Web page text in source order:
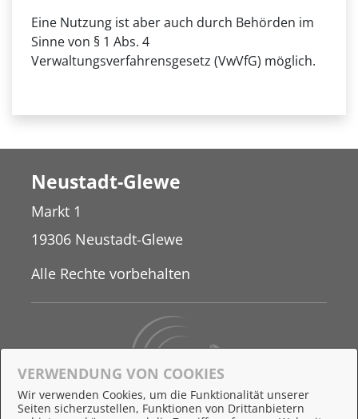
Eine Nutzung ist aber auch durch Behörden im
Sinne von § 1 Abs. 4
Verwaltungsverfahrensgesetz (VwVfG) möglich.
Behördennummer 115
Neustadt-Glewe
Markt 1
19306 Neustadt-Glewe
Alle Rechte vorbehalten
VERWENDUNG VON COOKIES
Wir verwenden Cookies, um die Funktionalität unserer
Seiten sicherzustellen, Funktionen von Drittanbietern